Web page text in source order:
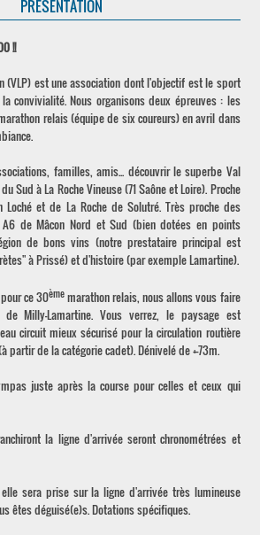
PRÉSENTATION
!!
(VLP) est une association dont l'objectif est le sport
convivialité. Nous organisons deux épreuves : les
relais (équipe de six coureurs) en avril dans
familles, amis... découvrir le superbe Val
Sud à La Roche Vineuse (71 Saône et Loire). Proche
Loché et de La Roche de Solutré. Très proche des
de Mâcon Nord et Sud (bien dotées en points
de bons vins (notre prestataire principal est
à Prissé) et d'histoire (par exemple Lamartine).
ce 30èmemarathon relais, nous allons vous faire
Milly-Lamartine. Vous verrez, le paysage est
circuit mieux sécurisé pour la circulation routière
partir de la catégorie cadet). Dénivelé de +-73m.
juste après la course pour celles et ceux qui
la ligne d'arrivée seront chronométrées et
sera prise sur la ligne d'arrivée très lumineuse
êtes déguisé(e)s. Dotations spécifiques.